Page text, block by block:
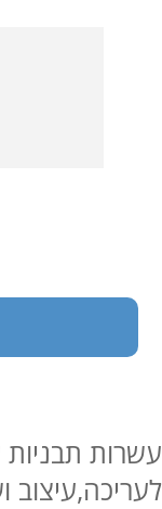
עשרות תבניות
לעריכה,עיצוב